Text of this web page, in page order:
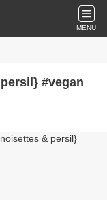
MENU
#vegan